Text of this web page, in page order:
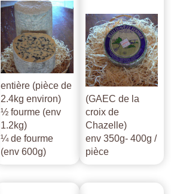
entière (pièce de
2.4kg environ)
½ fourme (env
1.2kg)
¼ de fourme
(env 600g)
(GAEC de la
croix de
Chazelle)
env 350g- 400g /
pièce